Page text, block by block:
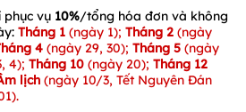
phục vụ 10%/tổng hóa đơn và không
Tháng 1 (ngày 1); Tháng 2 (ngày
4 (ngày 29, 30); Tháng 5 (ngày
4); Tháng 10 (ngày 20); Tháng 12
lịch (ngày 10/3, Tết Nguyên Đán